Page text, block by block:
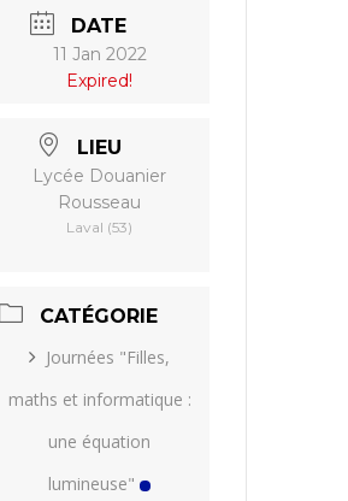
DATE
11 Jan 2022
Expired!
LIEU
Lycée Douanier
Rousseau
Laval (53)
CATÉGORIE
Journées "Filles,
maths et informatique :
une équation
lumineuse"